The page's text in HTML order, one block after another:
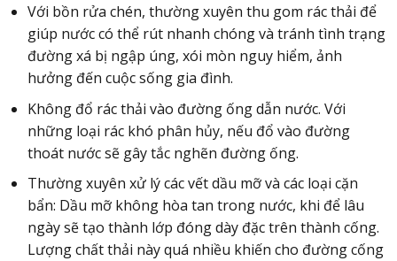
Với bồn rửa chén, thường xuyên thu gom rác thải để
giúp nước có thể rút nhanh chóng và tránh tình trạng
đường xá bị ngập úng, xói mòn nguy hiểm, ảnh
hưởng đến cuộc sống gia đình.
Không đổ rác thải vào đường ống dẫn nước. Với
những loại rác khó phân hủy, nếu đổ vào đường
thoát nước sẽ gây tắc nghẽn đường ống.
Thường xuyên xử lý các vết dầu mỡ và các loại cặn
bẩn: Dầu mỡ không hòa tan trong nước, khi để lâu
ngày sẽ tạo thành lớp đóng dày đặc trên thành cống.
Lượng chất thải này quá nhiều khiến cho đường cống